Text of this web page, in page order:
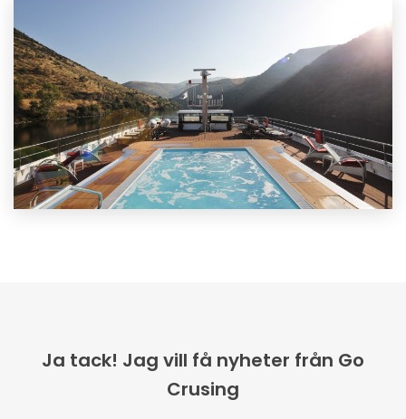
Ja tack! Jag vill få nyheter från Go
Crusing